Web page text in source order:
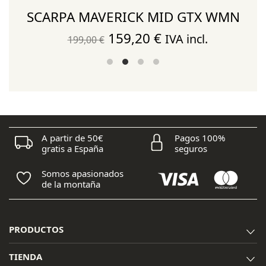
SCARPA MAVERICK MID GTX WMN
199,00€ El
precio
199,00 €.
159,20 €El
159,20 €.
IVA incl.
A partir de 50€
gratis a España
Pagos 100%
seguros
Somos apasionados
de la montaña
PRODUCTOS
TIENDA